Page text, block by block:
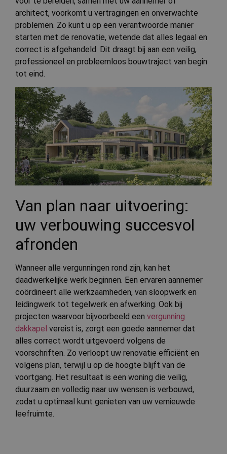
architect, voorkomt u vertragingen en onverwachte
problemen. Zo kunt u op een verantwoorde manier
starten met de renovatie, wetende dat alles legaal en
correct is afgehandeld. Dit draagt bij aan een veilig,
professioneel en probleemloos bouwtraject van begin
tot eind.
Van plan naar uitvoering:
uw verbouwing succesvol
afronden
Wanneer alle vergunningen rond zijn, kan het
daadwerkelijke werk beginnen. Een ervaren aannemer
coördineert alle werkzaamheden, van sloopwerk en
leidingwerk tot tegelwerk en afwerking. Ook bij
projecten waarvoor bijvoorbeeld een vergunning
dakkapel vereist is, zorgt een goede aannemer dat
alles correct wordt uitgevoerd volgens de
voorschriften. Zo verloopt uw renovatie efficiënt en
volgens plan, terwijl u op de hoogte blijft van de
voortgang. Het resultaat is een woning die veilig,
duurzaam en volledig naar uw wensen is verbouwd,
zodat u optimaal kunt genieten van uw vernieuwde
leefruimte.
over het
van hun
countryCode
.cnn.com Sessie
gebruikt
slaan om
inhoud
en de
te
CookieScriptConsent
CookieScript
bauwerken.nl
4 weken 2
dagen
Deze
gebruikt
Cookie-
om de
van
Naam
Aanbieder/
Domein
_ga
Google LLC
.bauwerken.nl
1 jaar 1
maand
Analytics -
belangrijke
gebruikte
gebruikers te
door een
Naam
Aanbieder
/Domein
Vervaldatum Omschrijving
stateCode .cnn.com Sessie
Deze cookie wordt
gebruikt om de
voorkeur van een
gebruiker te
onthouden om
relevante lokale
informatie te
gebruikerservaring
te verbeteren.
geoData
.cnn.com Sessie
Deze cookie wordt
gebruikt om
informatie over de
geografische
locatie van de
Google Privacy Policy